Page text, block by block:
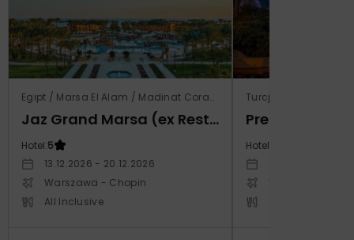
Egipt / Marsa El Alam / Madinat Coraya
Jaz Grand Marsa (ex Resta Grand Resort)
Hotel:5
13.12.2026 - 20.12.2026
Warszawa - Chopin
All Inclusive
Turcja / Riwiera
Prestige
Hotel:
Warszawa -